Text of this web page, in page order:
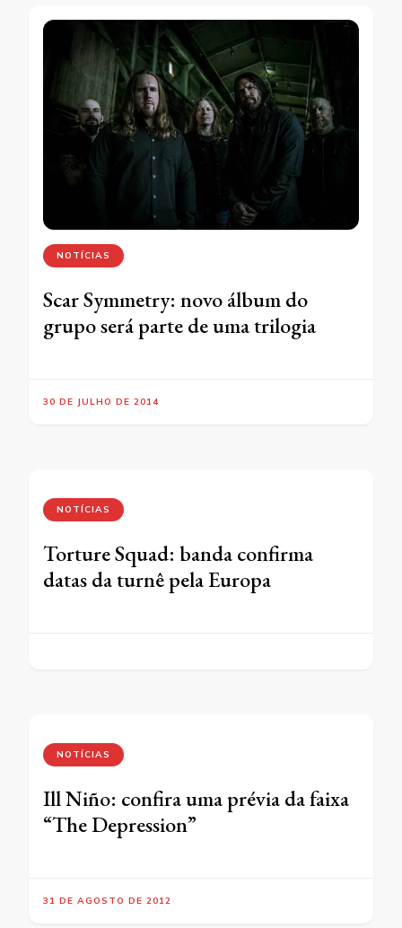
NOTÍCIAS
Scar Symmetry: novo álbum do
grupo será parte de uma trilogia
30 DE JULHO DE 2014
NOTÍCIAS
Torture Squad: banda confirma
datas da turnê pela Europa
NOTÍCIAS
Ill Niño: confira uma prévia da faixa
“The Depression”
31 DE AGOSTO DE 2012